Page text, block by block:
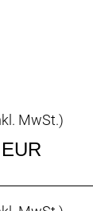
– für noch
und
MwSt.)